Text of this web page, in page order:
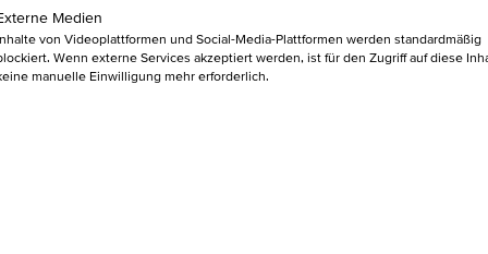
Medien
von Videoplattformen und Social-Media-Plattformen werden standardmäßig
Wenn externe Services akzeptiert werden, ist für den Zugriff auf diese
manuelle Einwilligung mehr erforderlich.